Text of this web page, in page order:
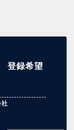
登録希望